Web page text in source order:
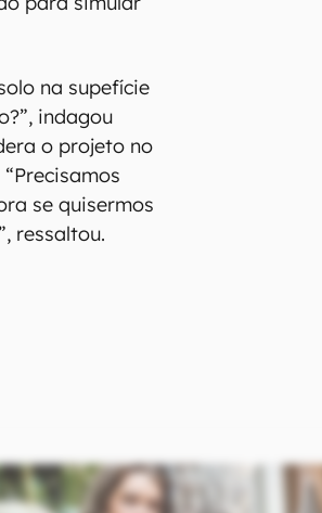
na supefície
indagou
o projeto no
se quisermos
ressaltou.